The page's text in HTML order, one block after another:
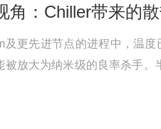
角：Chiller带来的
及更先进节点的进程中，温
放大为纳米级的良率杀手。